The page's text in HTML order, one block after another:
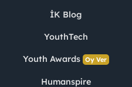
İK Blog
YouthTech
Youth Awards Oy Ver
Humanspire